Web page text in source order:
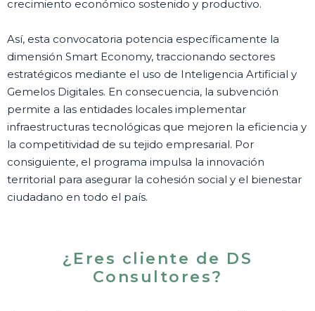
crecimiento económico sostenido y productivo.
Así, esta convocatoria potencia específicamente la
dimensión Smart Economy, traccionando sectores
estratégicos mediante el uso de Inteligencia Artificial y
Gemelos Digitales. En consecuencia, la subvención
permite a las entidades locales implementar
infraestructuras tecnológicas que mejoren la eficiencia y
la competitividad de su tejido empresarial. Por
consiguiente, el programa impulsa la innovación
territorial para asegurar la cohesión social y el bienestar
ciudadano en todo el país.
¿Eres cliente de DS
Consultores?